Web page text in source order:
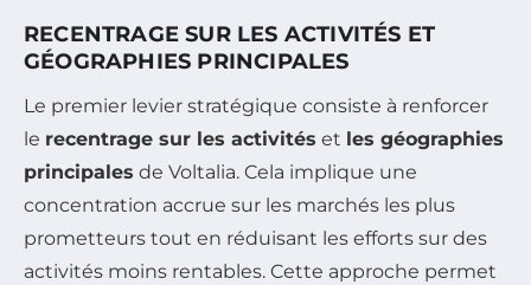
RECENTRAGE SUR LES ACTIVITÉS ET
GÉOGRAPHIES PRINCIPALES
Le premier levier stratégique consiste à renforcer
le recentrage sur les activités et les géographies
principales de Voltalia. Cela implique une
concentration accrue sur les marchés les plus
prometteurs tout en réduisant les efforts sur des
activités moins rentables. Cette approche permet